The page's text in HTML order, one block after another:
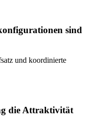
sind
und koordinierte
die Attraktivität